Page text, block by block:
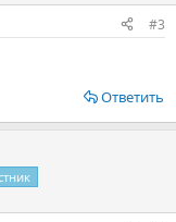
#3
Ответить